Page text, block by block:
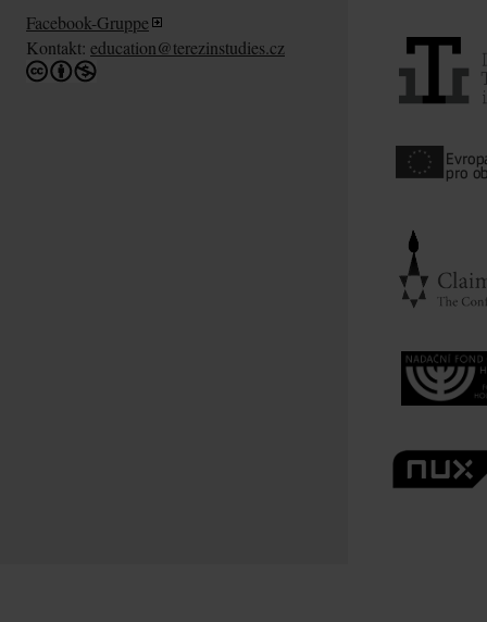
Facebook-Gruppe
Kontakt: education@terezinstudies.cz